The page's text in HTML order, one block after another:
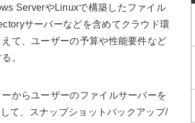
ServerやLinuxで構築したファイル
サーバーなどを含めてクラウド環
て、ユーザーの予算や性能要件など
。
からユーザーのファイルサーバーを
て、スナップショットバックアップ/